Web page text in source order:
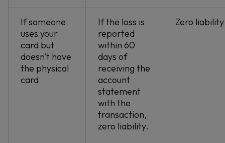
If someone
uses your
card but
doesn’t have
the physical
card
If the loss is
reported
within 60
days of
receiving the
account
statement
with the
transaction,
zero liability.
Zero liability